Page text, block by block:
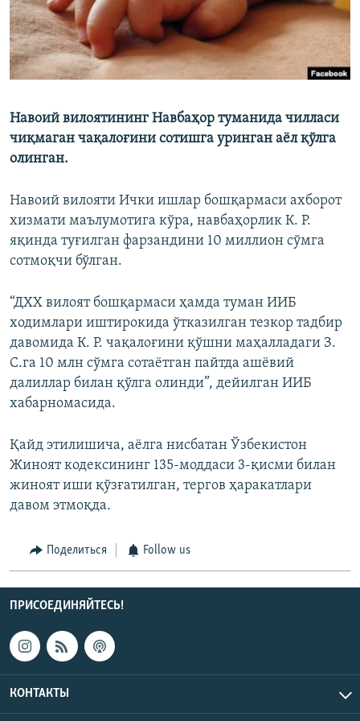
Навоий вилоятининг Навбаҳор туманида чилласи
чиқмаган чақалоғини сотишга уринган аёл қўлга
олинган.
Навоий вилояти Ички ишлар бошқармаси ахборот
хизмати маълумотига кўра, навбаҳорлик К. Р.
яқинда туғилган фарзандини 10 миллион сўмга
сотмоқчи бўлган.
“ДХХ вилоят бошқармаси ҳамда туман ИИБ
ходимлари иштирокида ўтказилган тезкор тадбир
давомида К. Р. чақалоғини қўшни маҳалладаги З.
С.га 10 млн сўмга сотаётган пайтда ашёвий
далиллар билан қўлга олинди”, дейилган ИИБ
хабарномасида.
Қайд этилишича, аёлга нисбатан Ўзбекистон
Жиноят кодексининг 135-моддаси 3-қисми билан
жиноят иши қўзғатилган, тергов ҳаракатлари
давом этмоқда.
Поделиться Follow us
ПРИСОЕДИНЯЙТЕСЬ!
КОНТАКТЫ